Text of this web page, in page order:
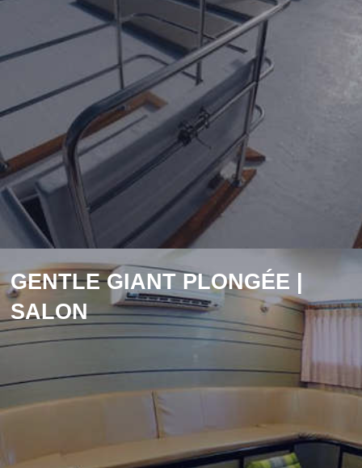
GENTLE GIANT PLONGÉE |
SALON